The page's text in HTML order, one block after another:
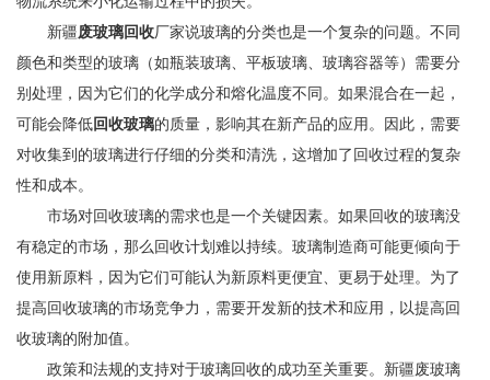
新疆废玻璃回收厂家说玻璃的分类也是一个复杂的问题。不同
颜色和类型的玻璃（如瓶装玻璃、平板玻璃、玻璃容器等）需要分
别处理，因为它们的化学成分和熔化温度不同。如果混合在一起，
可能会降低 回收玻璃的质量，影响其在新产品的应用。因此，需要
对收集到的玻璃进行仔细的分类和清洗，这增加了回收过程的复杂
性和成本。
市场对回收玻璃的需求也是一个关键因素。如果回收的玻璃没
有稳定的市场，那么回收计划难以持续。玻璃制造商可能更倾向于
使用新原料，因为它们可能认为新原料更便宜、更易于处理。为了
提高回收玻璃的市场竞争力，需要开发新的技术和应用，以提高回
收玻璃的附加值。
政策和法规的支持对于玻璃回收的成功至关重要。 新疆 废玻璃